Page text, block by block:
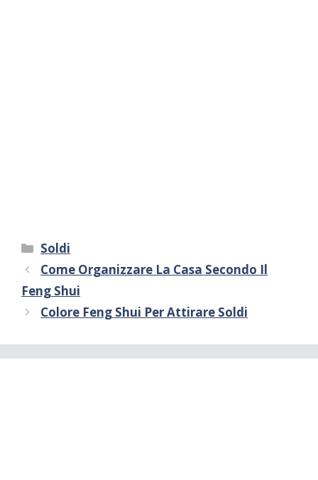
Categorie
Soldi
Come Organizzare La Casa Secondo Il
Feng Shui
Colore Feng Shui Per Attirare Soldi